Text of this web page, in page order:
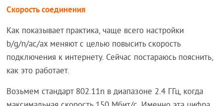
Скорость соединения
Как показывает практика, чаще всего настройки
b/g/n/ac/ax меняют с целью повысить скорость
подключения к интернету. Сейчас постараюсь пояснить,
как это работает.
Возьмем стандарт 802.11n в диапазоне 2.4 ГГц, когда